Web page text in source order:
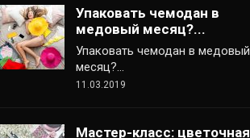
Упаковать чемодан в
медовый месяц?...
Упаковать чемодан в медовый
месяц?…
11.03.2019
Мастер-класс: цветочная